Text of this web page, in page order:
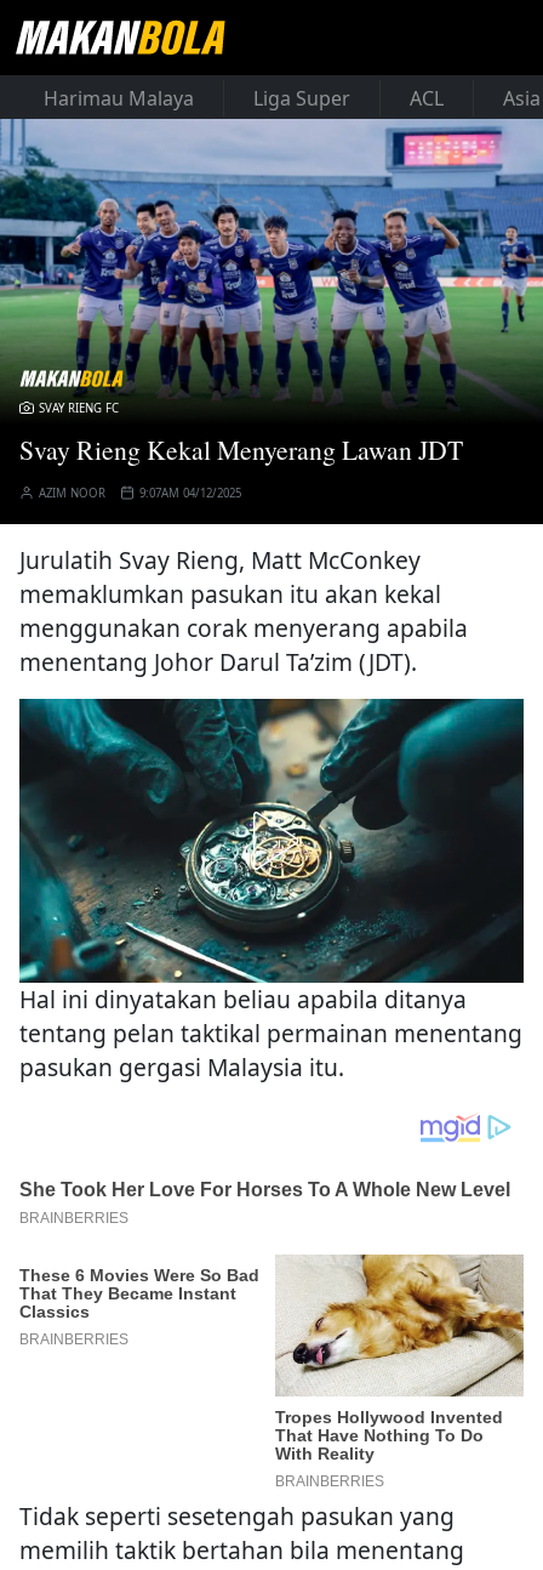
Harimau Malaya Liga Super ACL
SVAY RIENG FC
Svay Rieng Kekal Menyerang Lawan JDT
AZIM NOOR 9:07AM 04/12/2025
Jurulatih Svay Rieng, Matt McConkey
memaklumkan pasukan itu akan kekal
menggunakan corak menyerang apabila
menentang Johor Darul Ta’zim (JDT).
Hal ini dinyatakan beliau apabila ditanya
tentang pelan taktikal permainan menentang
pasukan gergasi Malaysia itu.
Tidak seperti sesetengah pasukan yang
memilih taktik bertahan bila menentang